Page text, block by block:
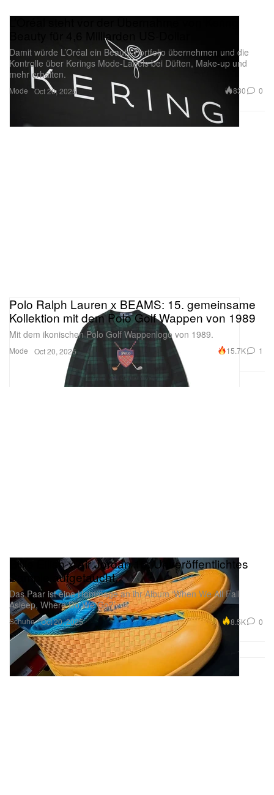
Mode
Beauty für 4,6 Milliarden US-Dollar
Damit würde L’Oréal ein Beauty-Portfolio übernehmen und die
Kontrolle über Kerings Mode-Labels bei Düften, Make-up und
mehr erhalten.
Oct 20, 2025 830 0
Mode
Polo Ralph Lauren x BEAMS: 15. gemeinsame
Kollektion mit dem Polo Golf Wappen von 1989
Mit dem ikonischen Polo Golf Wappenlogo von 1989.
Oct 20, 2025 15.7K 1
Schuhe
Billie Eilish x Air Jordan 15: Unveröffentlichtes
Sample aufgetaucht
Das Paar ist eine Hommage an ihr Album ‘When We All Fall
Asleep, Where Do We Go?’
Oct 20, 2025 8.5K 0